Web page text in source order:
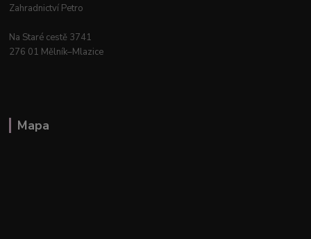
Zahradnictví Petro
Na Staré cestě 3741
276 01 Mělník–Mlazice
Mapa